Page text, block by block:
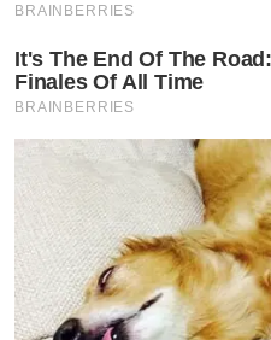
BRAINBERRIES
It's The End Of The
Finales Of All Time
BRAINBERRIES